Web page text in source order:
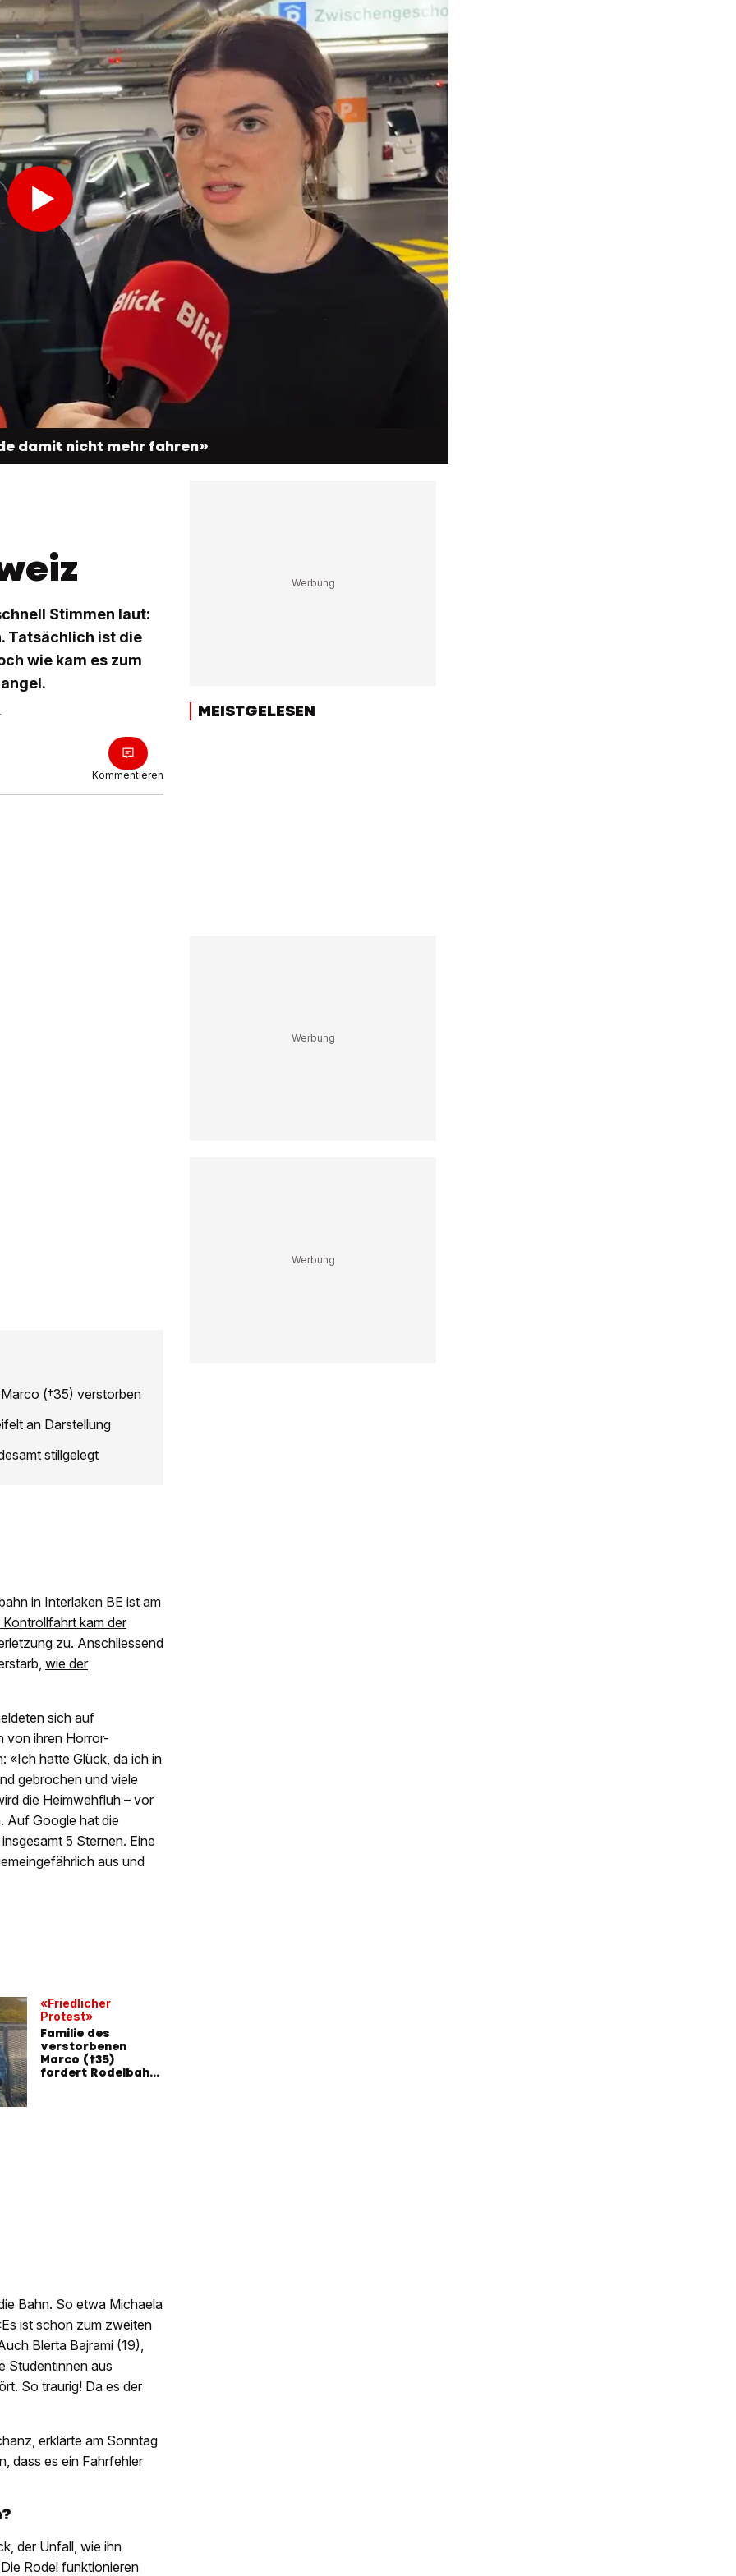
damit nicht mehr fahren»
Stimmen laut:
Tatsächlich ist die
wie kam es zum
Kommentieren
(†35) verstorben
an Darstellung
stillgelegt
in Interlaken BE ist am
Kontrollfahrt kam der
zu. Anschliessend
wie der
sich auf
von ihren Horror-
«Ich hatte Glück, da ich in
gebrochen und viele
die Heimwehfluh – vor
Auf Google hat die
5 Sternen. Eine
aus und
«Friedlicher
Protest»
Familie des
verstorbenen
Marco (†35)
fordert Rodelbahn-
Bahn. So etwa Michaela
ist schon zum zweiten
Blerta Bajrami (19),
Studentinnen aus
So traurig! Da es der
erklärte am Sonntag
dass es ein Fahrfehler
der Unfall, wie ihn
Rodel funktionieren
MEISTGELESEN